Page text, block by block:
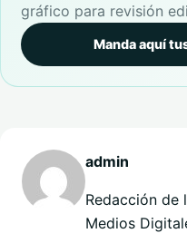
gráfico para revisión
Manda aquí
admin
Redacción de
Medios